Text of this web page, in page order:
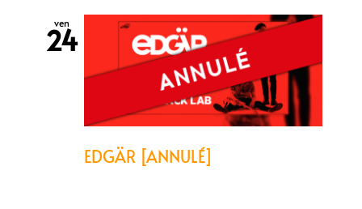
ven
24
EDGÄR [ANNULÉ]